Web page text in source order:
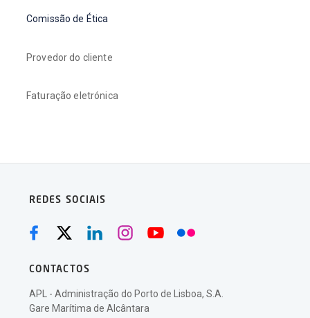
Comissão de Ética
Provedor do cliente
Faturação eletrónica
REDES SOCIAIS
CONTACTOS
APL - Administração do Porto de Lisboa, S.A.
Gare Marítima de Alcântara